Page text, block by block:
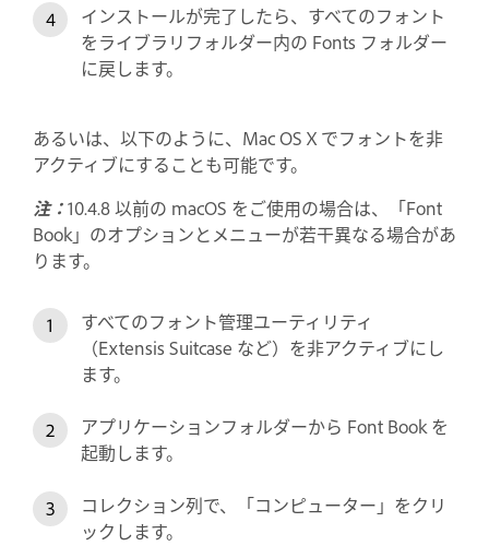
インストールが完了したら、すべてのフォント
をライブラリフォルダー内の Fonts フォルダー
に戻します。
あるいは、以下のように、Mac OS X でフォントを非
アクティブにすることも可能です。
注：10.4.8 以前の macOS をご使用の場合は、「Font
Book」のオプションとメニューが若干異なる場合があ
ります。
すべてのフォント管理ユーティリティ
（Extensis Suitcase など）を非アクティブにし
ます。
アプリケーションフォルダーから Font Book を
起動します。
コレクション列で、「コンピューター」をクリ
ックします。